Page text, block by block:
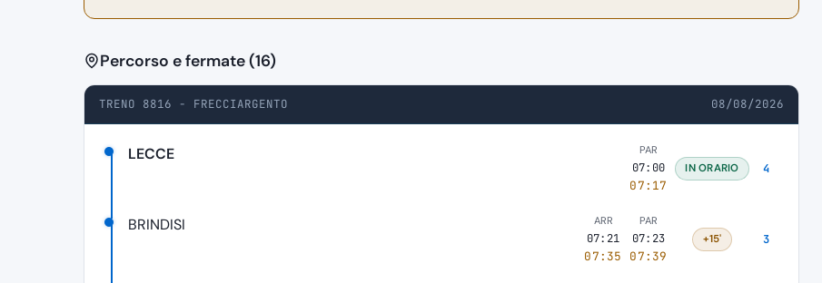
Percorso e fermate (16)
TRENO 8816 - FRECCIARGENTO 08/08/2026
LECCE PAR
07:00
07:17
IN ORARIO 4
BRINDISI ARR
07:21
07:35
PAR
07:23
07:39
+15' 3